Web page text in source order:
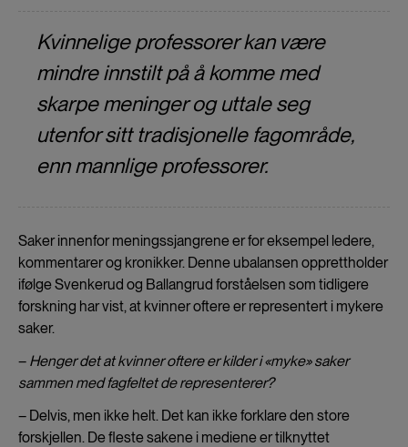
Kvinnelige professorer kan være
mindre innstilt på å komme med
skarpe meninger og uttale seg
utenfor sitt tradisjonelle fagområde,
enn mannlige professorer.
Saker innenfor meningssjangrene er for eksempel ledere,
kommentarer og kronikker. Denne ubalansen opprettholder
ifølge Svenkerud og Ballangrud forståelsen som tidligere
forskning har vist, at kvinner oftere er representert i mykere
saker.
– Henger det at kvinner oftere er kilder i «myke» saker
sammen med fagfeltet de representerer?
– Delvis, men ikke helt. Det kan ikke forklare den store
forskjellen. De fleste sakene i mediene er tilknyttet